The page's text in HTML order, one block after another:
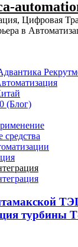
Цифровая
в
(Блог)
турбины